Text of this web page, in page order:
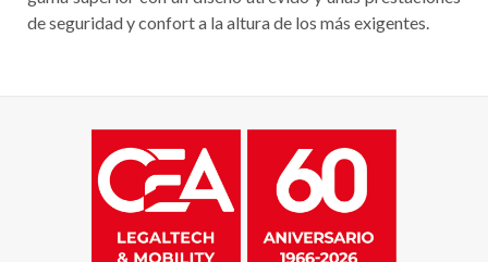
de seguridad y confort a la altura de los más exigentes.